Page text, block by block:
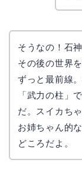
そうなの！石
その後の世界
ずっと最前線
「武力の柱」
だ。スイカち
お姉ちゃん的
どころだよ。